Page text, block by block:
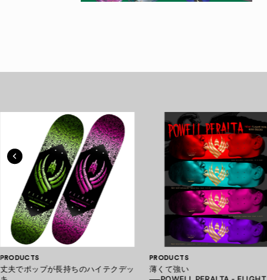
PRODUCTS
丈夫でポップが長持ちのハイテクデッ
PRODUCTS
薄くて強い